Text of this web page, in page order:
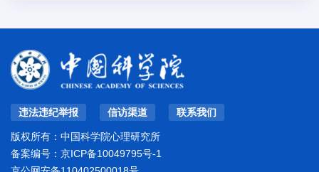
违法违纪举报 信访渠道 联系我们
版权所有：中国科学院心理研究所
备案编号： 京ICP备10049795号-1